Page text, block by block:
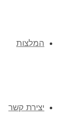
המלצות
יצירת קשר